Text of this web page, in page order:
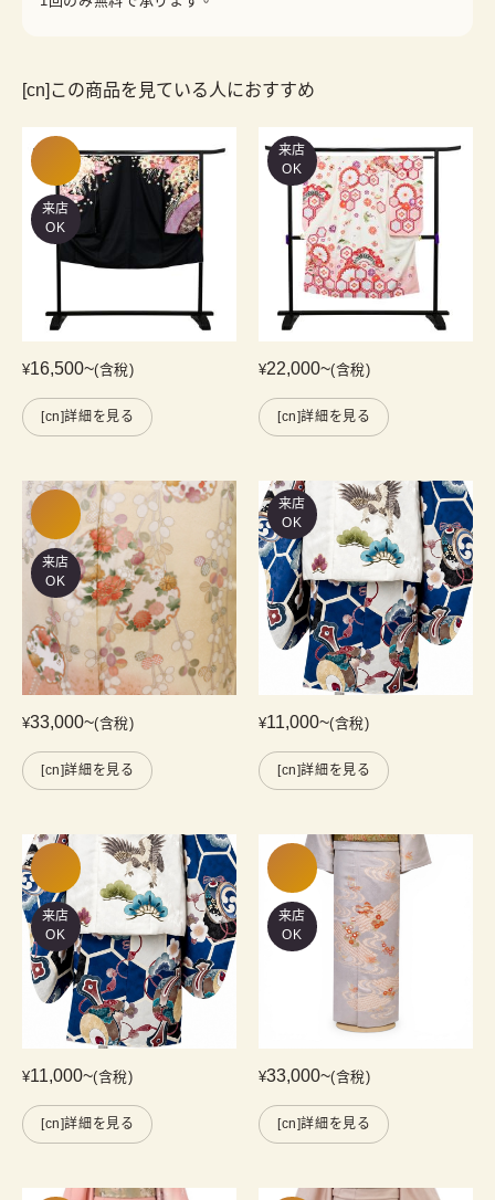
[cn]この商品を見ている人におすすめ
来店
OK
¥16,500~(含稅)
[cn]詳細を見る
来店
OK
¥22,000~(含稅)
[cn]詳細を見る
来店
OK
¥33,000~(含稅)
[cn]詳細を見る
来店
OK
¥11,000~(含稅)
[cn]詳細を見る
来店
OK
¥11,000~(含稅)
[cn]詳細を見る
来店
OK
¥33,000~(含稅)
[cn]詳細を見る